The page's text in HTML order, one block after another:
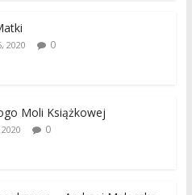
2020 0
Moli Książkowej
0